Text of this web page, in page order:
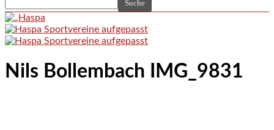
Nils Bollembach IMG_9831